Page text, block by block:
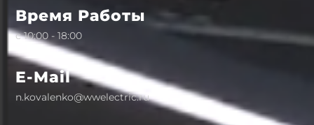
Время Работы
с 10:00 - 18:00
E-Mail
n.kovalenko@wwelectric.ru